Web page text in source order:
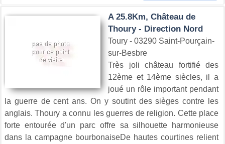
A 25.8Km, Château de
Thoury - Direction Nord
Toury - 03290 Saint-Pourçain-
sur-Besbre
Très joli château fortifié des
12ème et 14ème siècles, il a
joué un rôle important pendant
la guerre de cent ans. On y soutint des sièges contre les
anglais. Thoury a connu les guerres de religion. Cette place
forte entourée d'un parc offre sa silhouette harmonieuse
dans la campagne bourbonaiseDe hautes courtines relient